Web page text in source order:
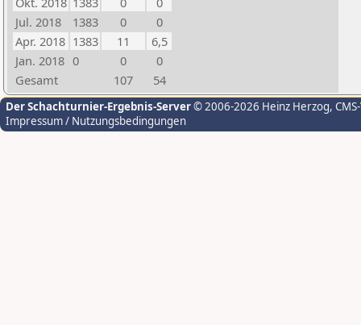
Jul. 2018
1383 0
0
Apr. 2018 1383 11
6,5
Jan. 2018 0 0
0
Gesamt
107 54
Der Schachturnier-Ergebnis-Server© 2006-2026 Heinz Herzog,
Impressum / Nutzungsbedingungen